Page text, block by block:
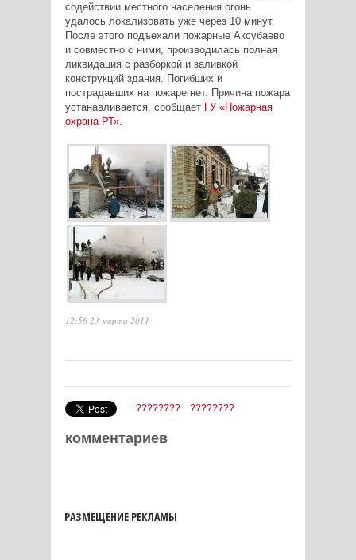
содействии местного населения огонь
удалось локализовать уже через 10 минут.
После этого подъехали пожарные Аксубаево
и совместно с ними, производилась полная
ликвидация с разборкой и заливкой
конструкций здания. Погибших и
пострадавших на пожаре нет. Причина пожара
устанавливается, сообщает ГУ «Пожарная
охрана РТ».
12:56 23 марта 2011
???????? ????????
комментариев
РАЗМЕЩЕНИЕ РЕКЛАМЫ